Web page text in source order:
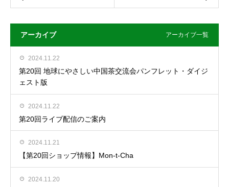
アーカイブ アーカイブ一覧
2024.11.22
第20回 地球にやさしい中国茶交流会パンフレット・ダイジ
ェスト版
2024.11.22
第20回ライブ配信のご案内
2024.11.21
【第20回ショップ情報】Mon-t-Cha
2024.11.20